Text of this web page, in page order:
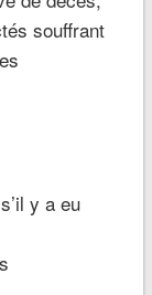
souffrant
y a eu